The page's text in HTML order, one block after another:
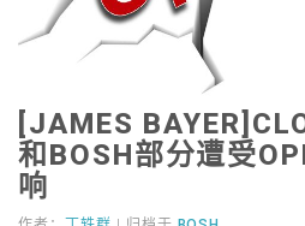
[JAMES
和BOSH部分遭受
响